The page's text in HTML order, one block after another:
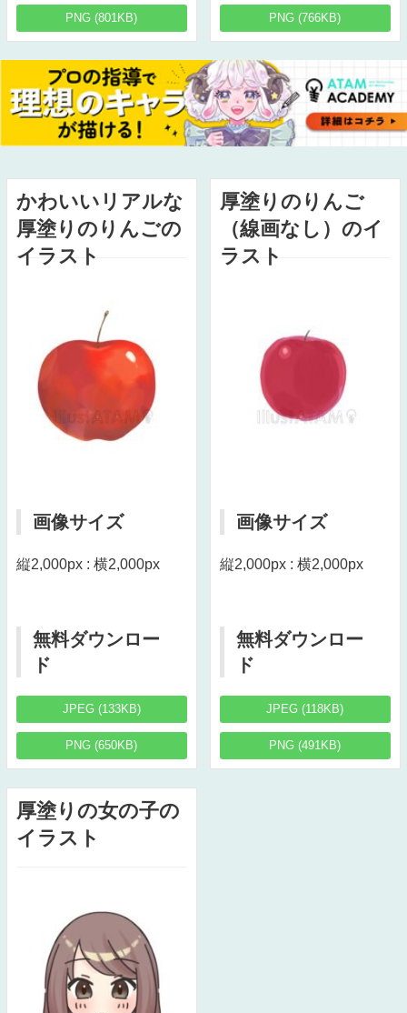
PNG (801KB) PNG (766KB)
かわいいリアルな
厚塗りのりんごの
イラスト
画像サイズ
縦2,000px : 横2,000px
無料ダウンロー
ド
JPEG (133KB)
PNG (650KB)
厚塗りのりんご
（線画なし）のイ
ラスト
画像サイズ
縦2,000px : 横2,000px
無料ダウンロー
ド
JPEG (118KB)
PNG (491KB)
厚塗りの女の子の
イラスト